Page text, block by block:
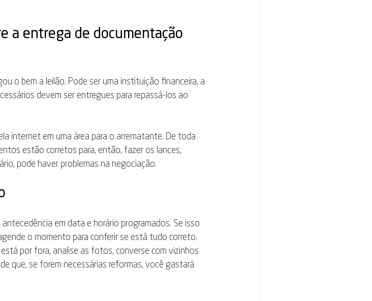
a entrega de documentação
o bem a leilão. Pode ser uma instituição financeira, a
devem ser entregues para repassá-los ao
internet em uma área para o arrematante. De toda
estão corretos para, então, fazer os lances,
pode haver problemas na negociação.
em data e horário programados. Se isso
o momento para conferir se está tudo correto.
por fora, analise as fotos, converse com vizinhos
que, se forem necessárias reformas, você gastará